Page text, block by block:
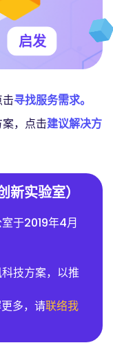
启发
寻找服务需求。
，点击建议解决方
新实验室）
于2019年4月
技方案，以推
多，请联络我